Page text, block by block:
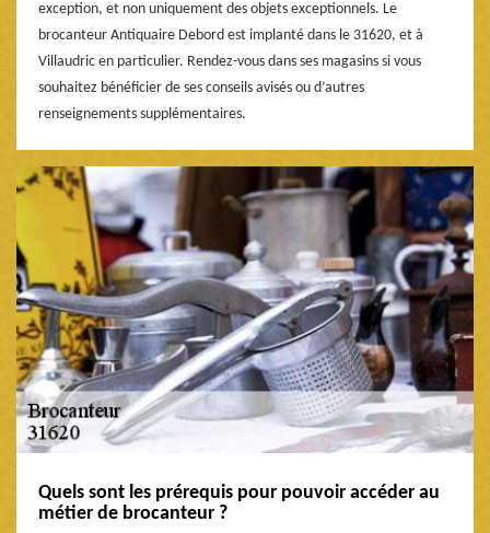
exception, et non uniquement des objets exceptionnels. Le
brocanteur Antiquaire Debord est implanté dans le 31620, et à
Villaudric en particulier. Rendez-vous dans ses magasins si vous
souhaitez bénéficier de ses conseils avisés ou d’autres
renseignements supplémentaires.
Quels sont les prérequis pour pouvoir accéder au
métier de brocanteur ?